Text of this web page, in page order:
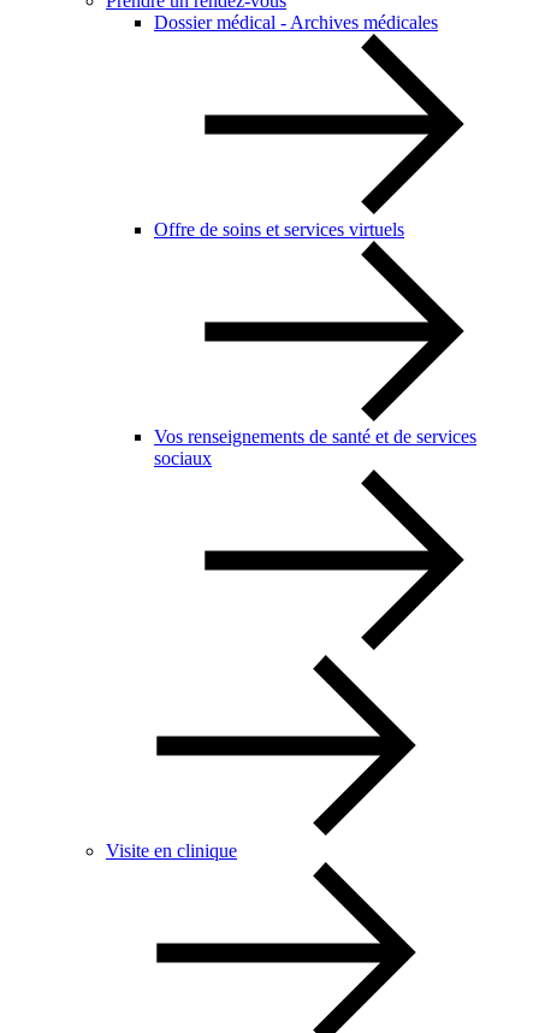
Dossier médical - Archives médicales
Offre de soins et services virtuels
Vos renseignements de santé et de services
sociaux
Visite en clinique